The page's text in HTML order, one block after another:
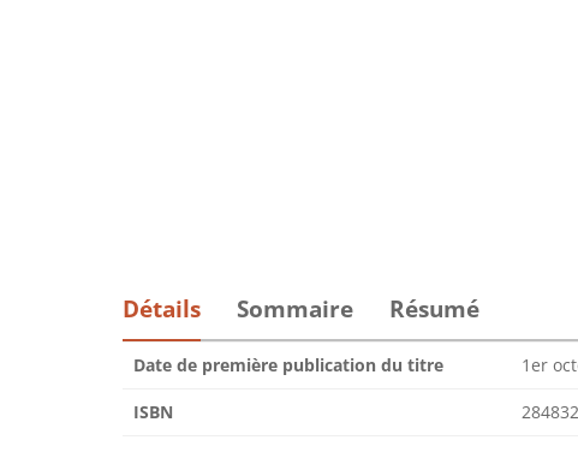
Détails Sommaire Résumé
Date de première publication du titre 1er
ISBN